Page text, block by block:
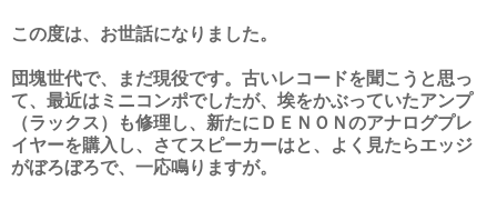
この度は、お世話になりました。
団塊世代で、まだ現役です。古いレコードを聞こうと思っ
て、最近はミニコンポでしたが、埃をかぶっていたアンプ
（ラックス）も修理し、新たにＤＥＮＯＮのアナログプレ
イヤーを購入し、さてスピーカーはと、よく見たらエッジ
がぼろぼろで、一応鳴りますが。